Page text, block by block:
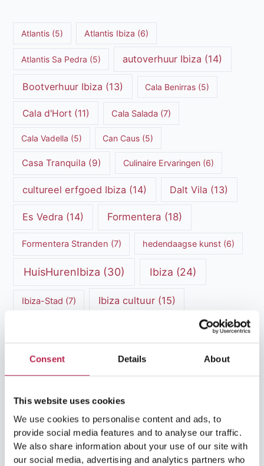
Consent Details About
This website uses cookies
We use cookies to personalise content and ads, to
provide social media features and to analyse our traffic.
We also share information about your use of our site with
our social media, advertising and analytics partners who
Atlantis (5) Atlantis Ibiza (6)
Atlantis Sa Pedra (5) autoverhuur Ibiza (14)
Bootverhuur Ibiza (13) Cala Benirras (5)
Cala d'Hort (11) Cala Salada(7)
Cala Vadella (5) Can Caus (5)
Casa Tranquila (9) Culinaire Ervaringen(6)
cultureel erfgoed Ibiza (14) Dalt Vila (13)
Es Vedra (14) Formentera (18)
Formentera Stranden (7) hedendaagse kunst(6)
HuisHurenIbiza (30) Ibiza (24)
Ibiza-Stad (7) Ibiza cultuur(15)
Ibiza nachtleven(12)
Ibiza restaurants(9) Ibiza stranden(7)
ibiza vakantie(14)
Ibiza Villa Verhuur(6) luxe vakantie(5)
Luxe villa's Ibiza(43) luxe villas(13)